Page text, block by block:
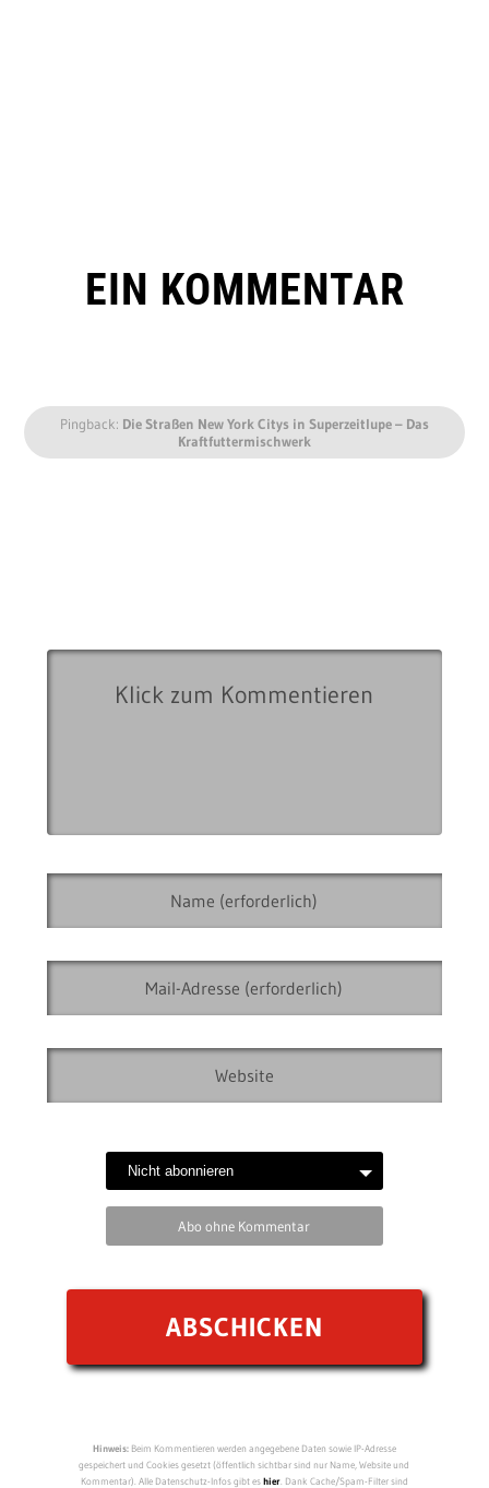
EIN KOMMENTAR
Pingback: Die Straßen New York Citys in Superzeitlupe – Das
Kraftfuttermischwerk
Abo ohne Kommentar
Hinweis:Beim Kommentieren werden angegebene Daten sowie IP-Adresse
gespeichert und Cookies gesetzt (öffentlich sichtbar sind nur Name, Website und
Kommentar). Alle Datenschutz-Infos gibt eshier. Dank Cache/Spam-Filter sind